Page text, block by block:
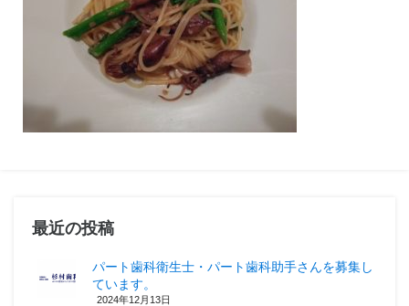
最近の投稿
パート歯科衛生士・パート歯科助手さんを募集し
ています。
2024年12月13日